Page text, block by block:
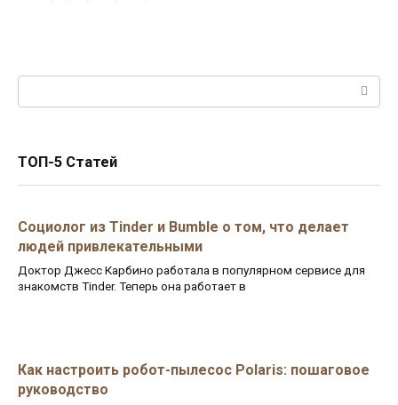
ТОП-5 Статей
Социолог из Tinder и Bumble о том, что делает
людей привлекательными
Доктор Джесс Карбино работала в популярном сервисе для
знакомств Tinder. Теперь она работает в
Как настроить робот-пылесос Polaris: пошаговое
руководство